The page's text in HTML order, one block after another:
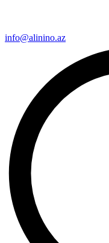
info@alinino.az